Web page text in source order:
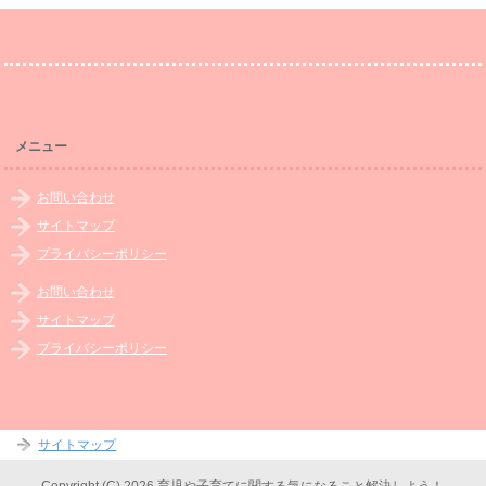
メニュー
お問い合わせ
サイトマップ
プライバシーポリシー
お問い合わせ
サイトマップ
プライバシーポリシー
サイトマップ